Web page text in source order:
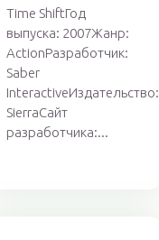
Time ShiftГод
выпуска: 2007Жанр:
ActionРазработчик:
Saber
InteractiveИздательство:
SierraСайт
разработчика:...